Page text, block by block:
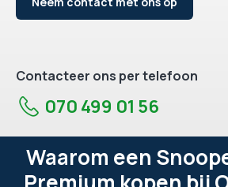
Contacteer ons per telefoon
070 499 01 56
Waarom een